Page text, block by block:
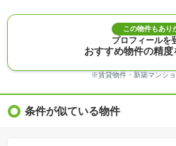
※建築条件付き土地価格には、建物価格は含まれま
※物件情報は、原則として情報提供日の２日前に最
※完成予想図はいずれも外構、植栽、外観等実際の
※モデルルーム・モデルハウス・展示場・ショール
※ＣＧ合成の画像の場合、実際とは多少異なる場合
※物件特徴：販売戸数が複数の物件は、全ての住戸
※価格更新：物件価格が変更された日から１週間表示
この物件もあり
プロフィールを
おすすめ物件の精度
※賃貸物件・新築マンシ
条件が似ている物件